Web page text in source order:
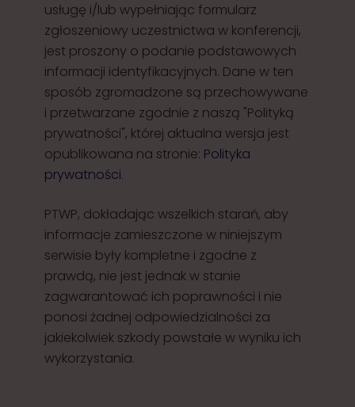
usługę i/lub wypełniając formularz
zgłoszeniowy uczestnictwa w konferencji,
jest proszony o podanie podstawowych
informacji identyfikacyjnych. Dane w ten
sposób zgromadzone są przechowywane
i przetwarzane zgodnie z naszą "Polityką
prywatności", której aktualna wersja jest
opublikowana na stronie: Polityka
prywatności.
PTWP, dokładając wszelkich starań, aby
informacje zamieszczone w niniejszym
serwisie były kompletne i zgodne z
prawdą, nie jest jednak w stanie
zagwarantować ich poprawności i nie
ponosi żadnej odpowiedzialności za
jakiekolwiek szkody powstałe w wyniku ich
wykorzystania.